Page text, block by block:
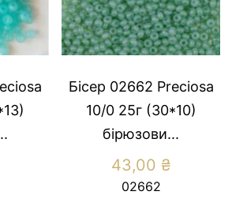
Бісер 02662 Preсiosa
10/0 25г (30*10)
бірюзови...
43,00 ₴
02662